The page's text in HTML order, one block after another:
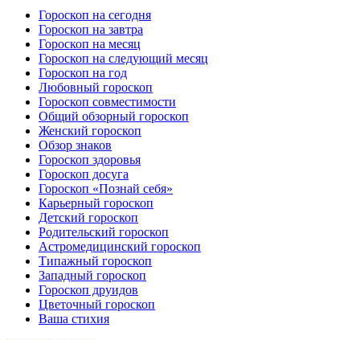
Гороскоп на сегодня
Гороскоп на завтра
Гороскоп на месяц
Гороскоп на следующий месяц
Гороскоп на год
Любовный гороскоп
Гороскоп совместимости
Общий обзорный гороскоп
Женский гороскоп
Обзор знаков
Гороскоп здоровья
Гороскоп досуга
Гороскоп «Познай себя»
Карьерный гороскоп
Детский гороскоп
Родительский гороскоп
Астромедицинский гороскоп
Типажный гороскоп
Западный гороскоп
Гороскоп друидов
Цветочный гороскоп
Ваша стихия